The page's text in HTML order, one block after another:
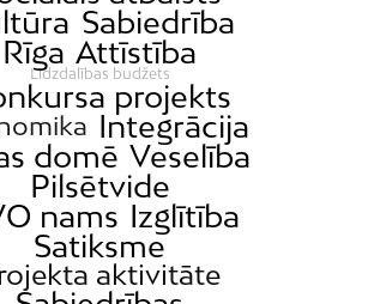
Sabiedrība
Rīga Attīstība
Līdzdalības budžets
projekts
Integrācija
domē Veselība
Pilsētvide
nams Izglītība
Satiksme
aktivitāte